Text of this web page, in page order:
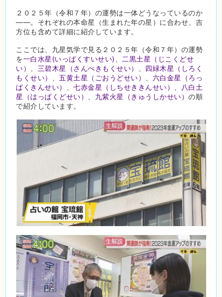
２０２５年（令和７年）の運勢は一体どうなっているのか
――。それぞれの本命星（生まれた年の星）に合わせ、吉
方位も含めて詳細に紹介しています。
ここでは、九星気学で見る２０２５年（令和７年）の運勢
を一白水星(いっぱくすいせい)
二黒土星（じこくどせ
い）
三碧木星（さんぺきもくせい）
四緑木星（しろく
もくせい）
、五黄土星（ごおうどせい）
六白金星（ろっ
ぱくきんせい）
、七赤金星（しちせききんせい）
八白土
星（はっぱくどせい）
九紫火星（きゅうしかせい）の順
で紹介しています。